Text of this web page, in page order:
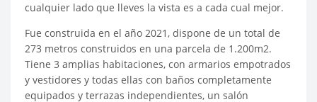
cualquier lado que lleves la vista es a cada cual mejor.
Fue construida en el año 2021, dispone de un total de
273 metros construidos en una parcela de 1.200m2.
Tiene 3 amplias habitaciones, con armarios empotrados
y vestidores y todas ellas con baños completamente
equipados y terrazas independientes, un salón